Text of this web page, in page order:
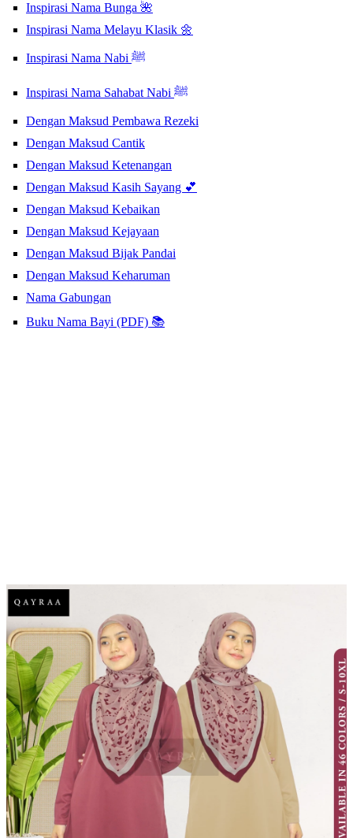
Inspirasi Nama Bunga 🌺
Inspirasi Nama Melayu Klasik 🌼
Inspirasi Nama Nabi ﷺ
Inspirasi Nama Sahabat Nabi ﷺ
Dengan Maksud Pembawa Rezeki
Dengan Maksud Cantik
Dengan Maksud Ketenangan
Dengan Maksud Kasih Sayang 💕
Dengan Maksud Kebaikan
Dengan Maksud Kejayaan
Dengan Maksud Bijak Pandai
Dengan Maksud Keharuman
Nama Gabungan
Buku Nama Bayi (PDF) 📚